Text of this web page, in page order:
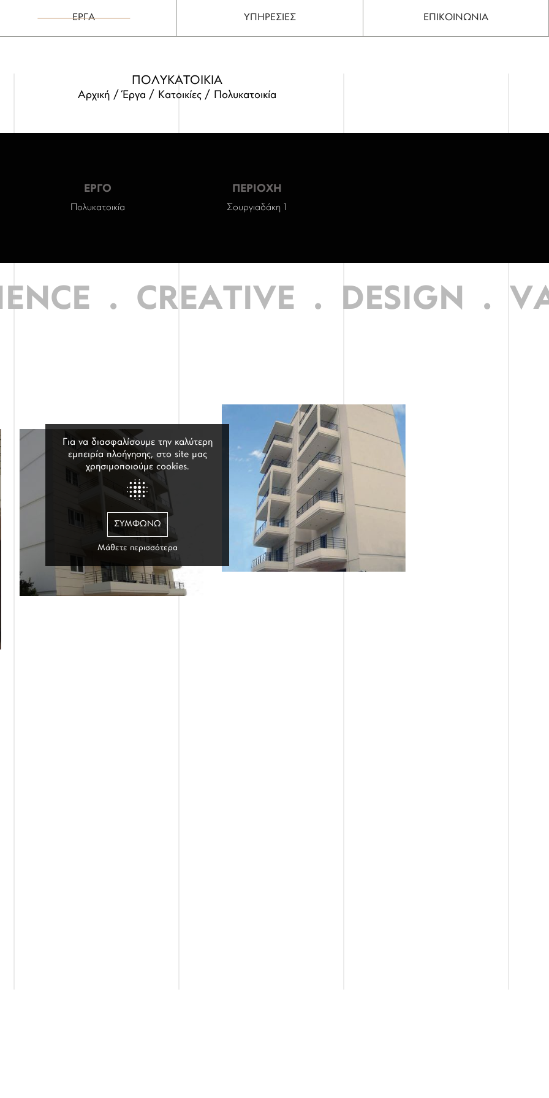
Για να διασφαλίσουμε την καλύτερη
εμπειρία πλοήγησης, στο site μας
χρησιμοποιούμε cookies.
ΣΥΜΦΩΝΏ
Μάθετε περισσότερα
ΕΡΓΑ ΥΠΗΡΕΣΙΕΣ ΕΠΙΚΟΙΝΩΝΙΑ
ΠΟΛΥΚΑΤΟΙΚΙΑ
Αρχική Έργα Κατοικίες Πολυκατοικία
ΕΡΓΟ
Πολυκατοικία
ΠΕΡΙΟΧΗ
Σουργιαδάκη 1
CREATIVE DESIGN